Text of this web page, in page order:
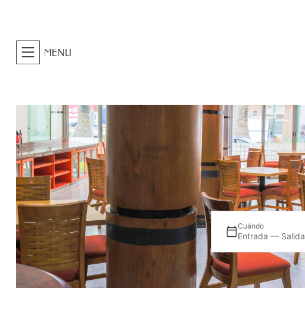
MENU
Cuándo
Entrada — Salida